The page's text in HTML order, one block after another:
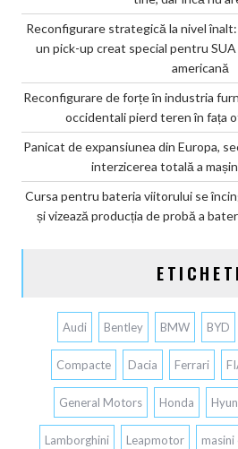
Reconfigurare strategică la nivel
un pick-up creat special pentru
americană
Reconfigurare de forțe în industria
occidentali pierd teren în fața
Panicat de expansiunea din Europa,
interzicerea totală a
Cursa pentru bateria viitorului se
și vizează producția de probă a
Audi Bentley BMW BYD
Compacte Dacia Ferrari
General Motors Honda
Lamborghini Leapmotor masini